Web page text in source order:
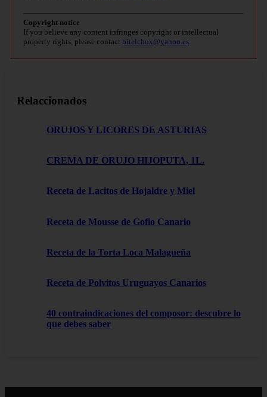
Copyright notice
If you believe any content infringes copyright or intellectual
property rights, please contact bitelchux@yahoo.es.
Relaccionados
ORUJOS Y LICORES DE ASTURIAS
CREMA DE ORUJO HIJOPUTA, 1L.
Receta de Lacitos de Hojaldre y Miel
Receta de Mousse de Gofio Canario
Receta de la Torta Loca Malagueña
Receta de Polvitos Uruguayos Canarios
40 contraindicaciones del composor: descubre lo
que debes saber